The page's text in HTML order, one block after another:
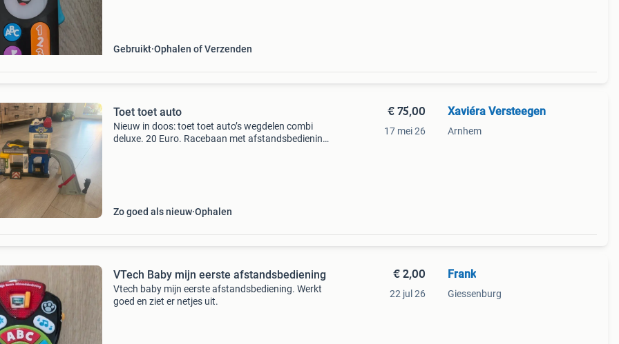
Gebruikt Ophalen of Verzenden
Toet toet auto
Nieuw in doos: toet toet auto’s wegdelen combi
deluxe. 20 Euro. Racebaan met afstandsbediening
Zo goed als nieuw Ophalen
€ 75,00
17 mei 26
Xaviéra Versteegen
Arnhem
VTech Baby mijn eerste afstandsbediening
Vtech baby mijn eerste afstandsbediening. Werkt
goed en ziet er netjes uit.
€ 2,00
22 jul 26
Frank
Giessenburg